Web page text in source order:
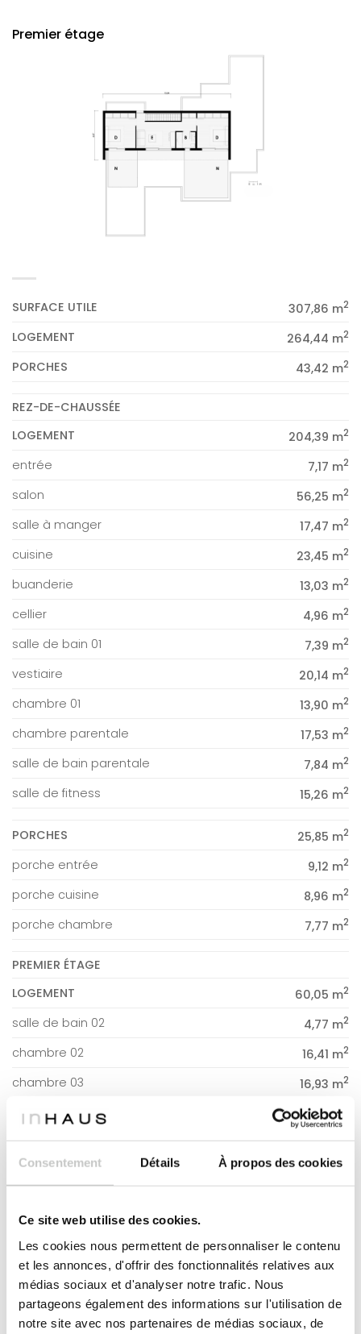
Consentement Détails À propos des cookies
Ce site web utilise des cookies.
Les cookies nous permettent de personnaliser le contenu
et les annonces, d'offrir des fonctionnalités relatives aux
médias sociaux et d'analyser notre trafic. Nous
partageons également des informations sur l'utilisation de
notre site avec nos partenaires de médias sociaux, de
Premier étage
SURFACE UTILE 307,86 m2
LOGEMENT 264,44 m2
PORCHES 43,42 m2
REZ-DE-CHAUSSÉE
LOGEMENT
204,39 m2
entrée 7,17 m2
salon 56,25 m2
salle à manger 17,47 m2
cuisine 23,45 m2
buanderie 13,03 m2
cellier 4,96 m2
salle de bain 01 7,39 m2
vestiaire 20,14 m2
chambre 01 13,90 m2
chambre parentale 17,53 m2
salle de bain parentale 7,84 m2
salle de fitness 15,26 m2
PORCHES 25,85 m2
porche entrée 9,12 m2
porche cuisine 8,96 m2
porche chambre 7,77 m2
PREMIER ÉTAGE
LOGEMENT
60,05 m2
salle de bain 02 4,77 m2
chambre 02 16,41 m2
chambre 03 16,93 m2
bureau 21,94 m
PORCHES 17,57 m
porche chambre 17,57 m
SURFACE CONSTRUITE 364,29 m
LOGEMENT
PORCHES 45,32 m